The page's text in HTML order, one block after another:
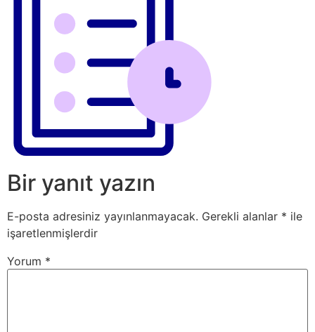
Bir yanıt yazın
E-posta adresiniz yayınlanmayacak. Gerekli alanlar * ile
işaretlenmişlerdir
Yorum *